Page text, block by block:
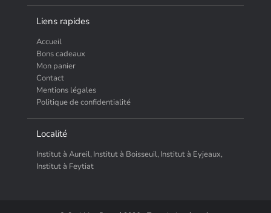
Liens rapides
Accueil
Bons cadeaux
Mon panier
Contact
Mentions légales
Politique de confidentialité
Localité
Institut à Aureil, Institut à Boisseuil, Institut à Eyjeaux,
Institut à Feytiat